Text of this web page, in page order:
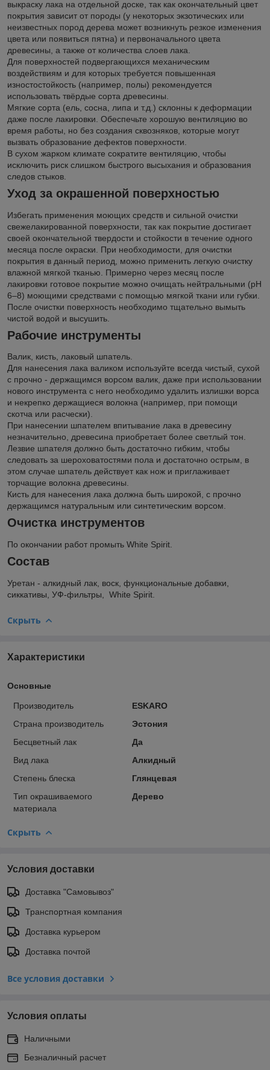
выкраску лака на отдельной доске, так как окончательный цвет
покрытия зависит от породы (у некоторых экзотических или
неизвестных пород дерева может возникнуть резкое изменения
цвета или появиться пятна) и первоначального цвета
древесины, а также от количества слоев лака.
Для поверхностей подвергающихся механическим
воздействиям и для которых требуется повышенная
изностостойкость (например, полы) рекомендуется
использовать твёрдые сорта древесины.
Мягкие сорта (ель, сосна, липа и т.д.) склонны к деформации
даже после лакировки. Обеспечьте хорошую вентиляцию во
время работы, но без создания сквозняков, которые могут
вызвать образование дефектов поверхности.
В сухом жарком климате сократите вентиляцию, чтобы
исключить риск слишком быстрого высыхания и образования
следов стыков.
Уход за окрашенной поверхностью
Избегать применения моющих средств и сильной очистки
свежелакированной поверхности, так как покрытие достигает
своей окончательной твердости и стойкости в течение одного
месяца после окраски. При необходимости, для очистки
покрытия в данный период, можно применить легкую очистку
влажной мягкой тканью. Примерно через месяц после
лакировки готовое покрытие можно очищать нейтральными (рН
6–8) моющими средствами с помощью мягкой ткани или губки.
После очистки поверхность необходимо тщательно вымыть
чистой водой и высушить.
Рабочие инструменты
Валик, кисть, лаковый шпатель.
Для нанесения лака валиком используйте всегда чистый, сухой
с прочно - держащимся ворсом валик, даже при использовании
нового инструмента с него необходимо удалить излишки ворса
и некрепко держащиеся волокна (например, при помощи
скотча или расчески).
При нанесении шпателем впитывание лака в древесину
незначительно, древесина приобретает более светлый тон.
Лезвие шпателя должно быть достаточно гибким, чтобы
следовать за шероховатостями пола и достаточно острым, в
этом случае шпатель действует как нож и приглаживает
торчащие волокна древесины.
Кисть для нанесения лака должна быть широкой, с прочно
держащимся натуральным или синтетическим ворсом.
Очистка инструментов
По окончании работ промыть White Spirit.
Состав
Уретан - алкидный лак, воск, функциональные добавки,
сиккативы, УФ-фильтры, White Spirit.
Скрыть
Характеристики
Основные
Производитель
ESKARO
Страна производитель
Эстония
Бесцветный лак
Да
Вид лака
Алкидный
Степень блеска
Глянцевая
Тип окрашиваемого
материала
Дерево
Скрыть
Условия доставки
Доставка "Самовывоз"
Транспортная компания
Доставка курьером
Доставка почтой
Все условия доставки
Условия оплаты
Наличными
Безналичный расчет